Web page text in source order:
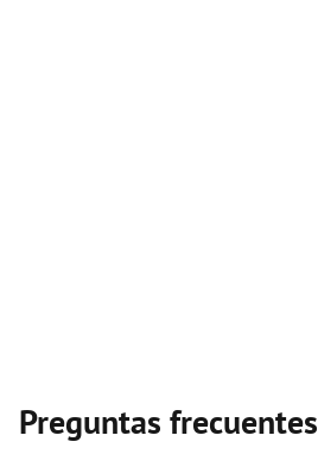
Preguntas frecuentes